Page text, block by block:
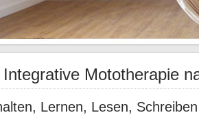
Mototherapie
Lernen, Lesen,